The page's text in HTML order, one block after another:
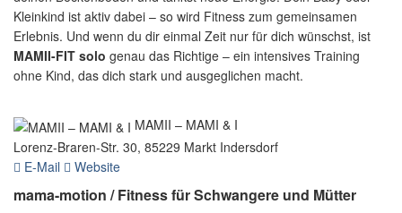
Kleinkind ist aktiv dabei – so wird Fitness zum gemeinsamen
Erlebnis. Und wenn du dir einmal Zeit nur für dich wünschst, ist
MAMII-FIT solo genau das Richtige – ein intensives Training
ohne Kind, das dich stark und ausgeglichen macht.
MAMII – MAMI & I
Lorenz-Braren-Str. 30, 85229 Markt Indersdorf
E-Mail
Website
mama-motion / Fitness für Schwangere und Mütter